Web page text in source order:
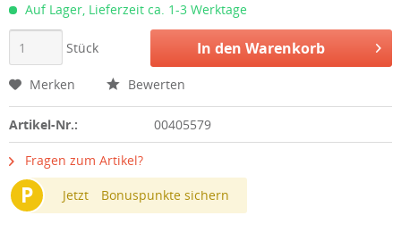
Auf Lager, Lieferzeit ca. 1-3 Werktage
Stück In den Warenkorb
Merken Bewerten
Artikel-Nr.: 00405579
Fragen zum Artikel?
P Jetzt Bonuspunkte sichern